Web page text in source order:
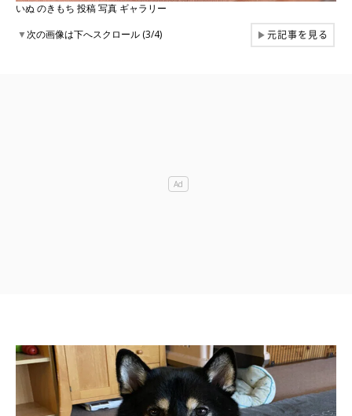
いぬ のきもち 投稿 写真 ギャラリー
▼次の画像は下へスクロール (3/4) ▶元記事を見る